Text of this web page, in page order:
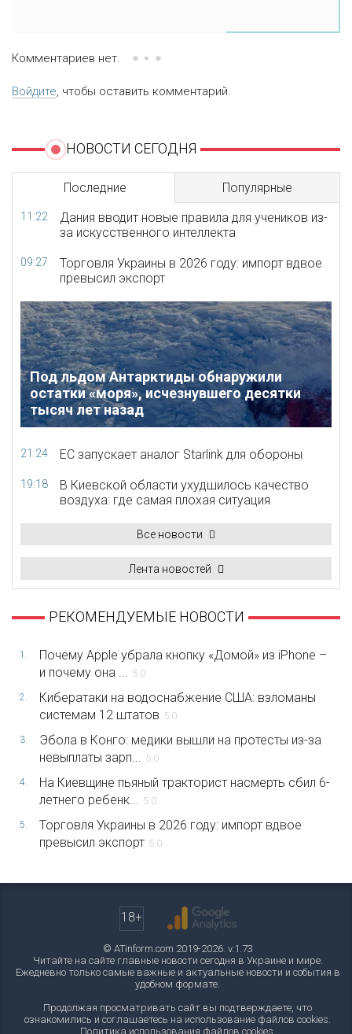
Комментариев нет.
Войдите, чтобы оставить комментарий.
НОВОСТИ СЕГОДНЯ
Последние Популярные
11:22
Дания вводит новые правила для учеников из-
за искусственного интеллекта
09:27
Торговля Украины в 2026 году: импорт вдвое
превысил экспорт
Под льдом Антарктиды обнаружили
остатки «моря», исчезнувшего десятки
тысяч лет назад
21:24 ЕС запускает аналог Starlink для обороны
19:18
В Киевской области ухудшилось качество
воздуха: где самая плохая ситуация
Все новости
Лента новостей
РЕКОМЕНДУЕМЫЕ НОВОСТИ
1.
Почему Apple убрала кнопку «Домой» из iPhone –
и почему она ...
5.0
2.
Кибератаки на водоснабжение США: взломаны
системам 12 штатов 5.0
3.
Эбола в Конго: медики вышли на протесты из-за
невыплаты зарп...
5.0
4.
На Киевщине пьяный тракторист насмерть сбил 6-
летнего ребенк...
5.0
5.
Торговля Украины в 2026 году: импорт вдвое
превысил экспорт 5.0
18+
© ATinform.com 2019-2026. v.1.73
Читайте на сайте главные новости сегодня в Украине и мире.
Ежедневно только самые важные и актуальные новости и события в
удобном формате.
Продолжая просматривать сайт вы подтверждаете, что
ознакомились и соглашаетесь на использование файлов cookies.
Политика использования файлов cookies